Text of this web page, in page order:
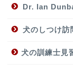
Dr. Ian
犬のしつけ
犬の訓練士見